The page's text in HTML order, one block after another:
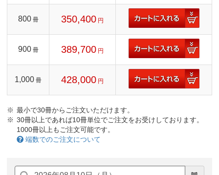
800 冊 350,400 円
900 冊 389,700 円
1,000 冊 428,000 円
最小で30冊からご注文いただけます。
30冊以上であれば10冊単位でご注文をお受けしております。
1000冊以上もご注文可能です。
端数でのご注文について